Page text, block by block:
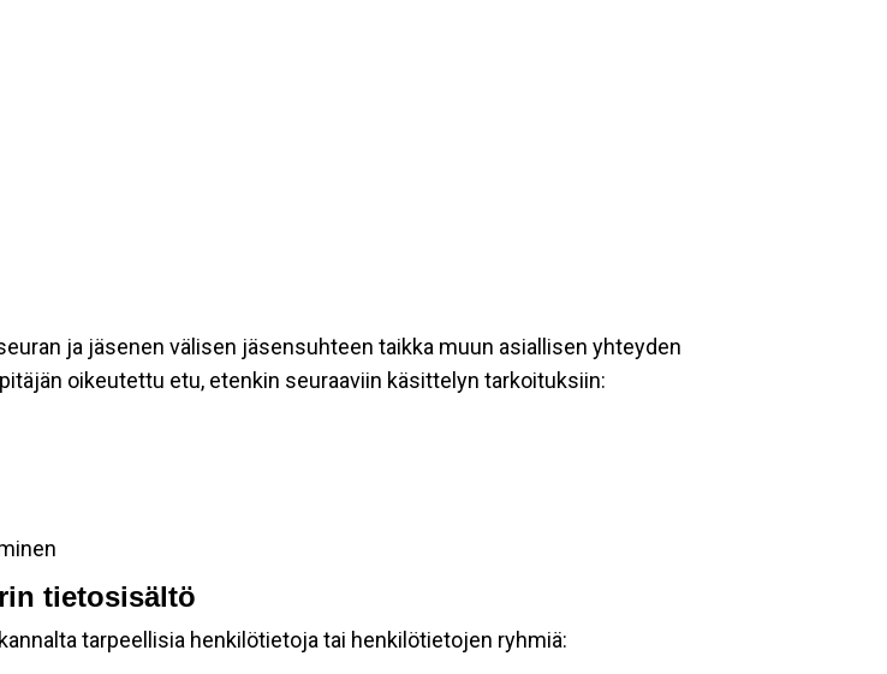
ja jäsenen välisen jäsensuhteen taikka muun asiallisen yhteyden
oikeutettu etu, etenkin seuraaviin käsittelyn tarkoituksiin:
tietosisältö
tarpeellisia henkilötietoja tai henkilötietojen ryhmiä: